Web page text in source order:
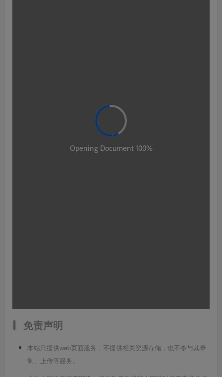
免责声明
本站只提供web页面服务，不提供相关资源存储，也不参与其录
制、上传等服务。